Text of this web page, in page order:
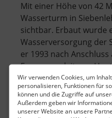
Wir verwenden Cookies, um
personalisieren, Funktionen für
können und die Zugriffe auf
Außerdem geben wir
unserer Website an unsere
Mit einer Höhe von 42
Wasserturm in
sichtbar. Erbaut wurde
Wasserversorgung der
er 1993 nach Anschluss
Fernwasserleitung.
werden. Für die
ein... »weiterlesenüber